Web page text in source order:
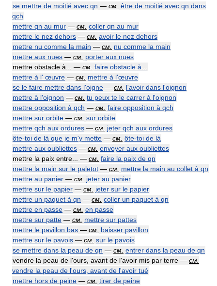
se mettre de moitié avec qn — см. être de moitié avec qn dans
qch
mettre qn au mur — см. coller qn au mur
mettre le nez dehors — см. avoir le nez dehors
mettre nu comme la main — см. nu comme la main
mettre aux nues — см. porter aux nues
mettre obstacle à... — см. faire obstacle à...
mettre à l' œuvre — см. mettre à l'œuvre
se le faire mettre dans l'oigne — см. l'avoir dans l'oignon
mettre à l'oignon — см. tu peux te le carrer à l'oignon
mettre opposition à qch — см. faire opposition à qch
mettre sur orbite — см. sur orbite
mettre qch aux ordures — см. jeter qch aux ordures
ôte-toi de là que je m'y mette — см. ôte-toi de là
mettre aux oubliettes — см. envoyer aux oubliettes
mettre la paix entre... — см. faire la paix de qn
mettre la main sur le paletot — см. mettre la main au collet à qn
mettre au panier — см. jeter au panier
mettre sur le papier — см. jeter sur le papier
mettre un paquet à qn — см. coller un paquet à qn
mettre en passe — см. en passe
mettre sur patte — см. mettre sur pattes
mettre le pavillon bas — см. baisser pavillon
mettre sur le pavois — см. sur le pavois
se mettre dans la peau de qn — см. entrer dans la peau de qn
vendre la peau de l'ours, avant de l'avoir mis par terre — см.
vendre la peau de l'ours, avant de l'avoir tué
mettre hors de peine — см. tirer de peine